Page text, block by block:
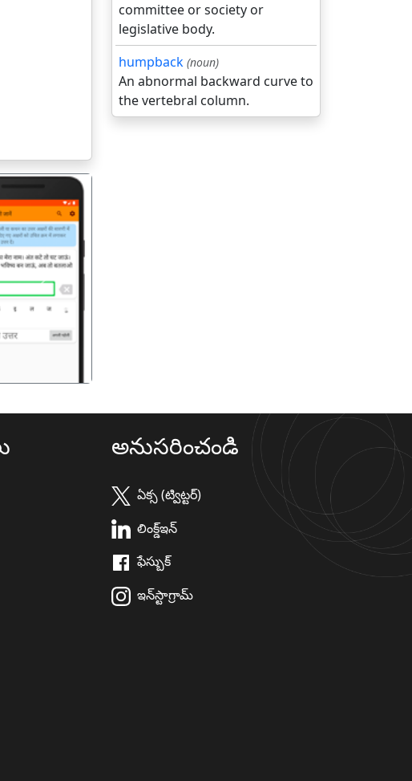
अगला
committee or society or
legislative body.
humpback (noun)
An abnormal backward curve to
the vertebral column.
అనుసరించండి
ఏక్స (ట్విట్టర్)
లింక్డ్ఇన్
ఫేస్బుక్
ఇన్‌స్టాగ్రామ్